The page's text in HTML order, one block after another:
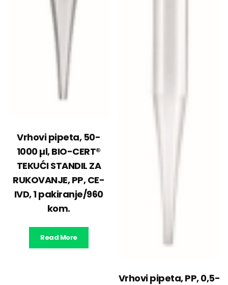
Vrhovi pipeta, 50-
1000 µl, BIO-CERT®
TEKUĆI STANDIL ZA
RUKOVANJE, PP, CE-
IVD, 1 pakiranje/960
kom.
Read More
Vrhovi pipeta, PP, 0,5-